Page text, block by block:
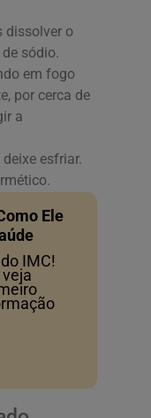
dissolver o
sódio.
em fogo
por cerca de
a
esfriar.
Ele
IMC!